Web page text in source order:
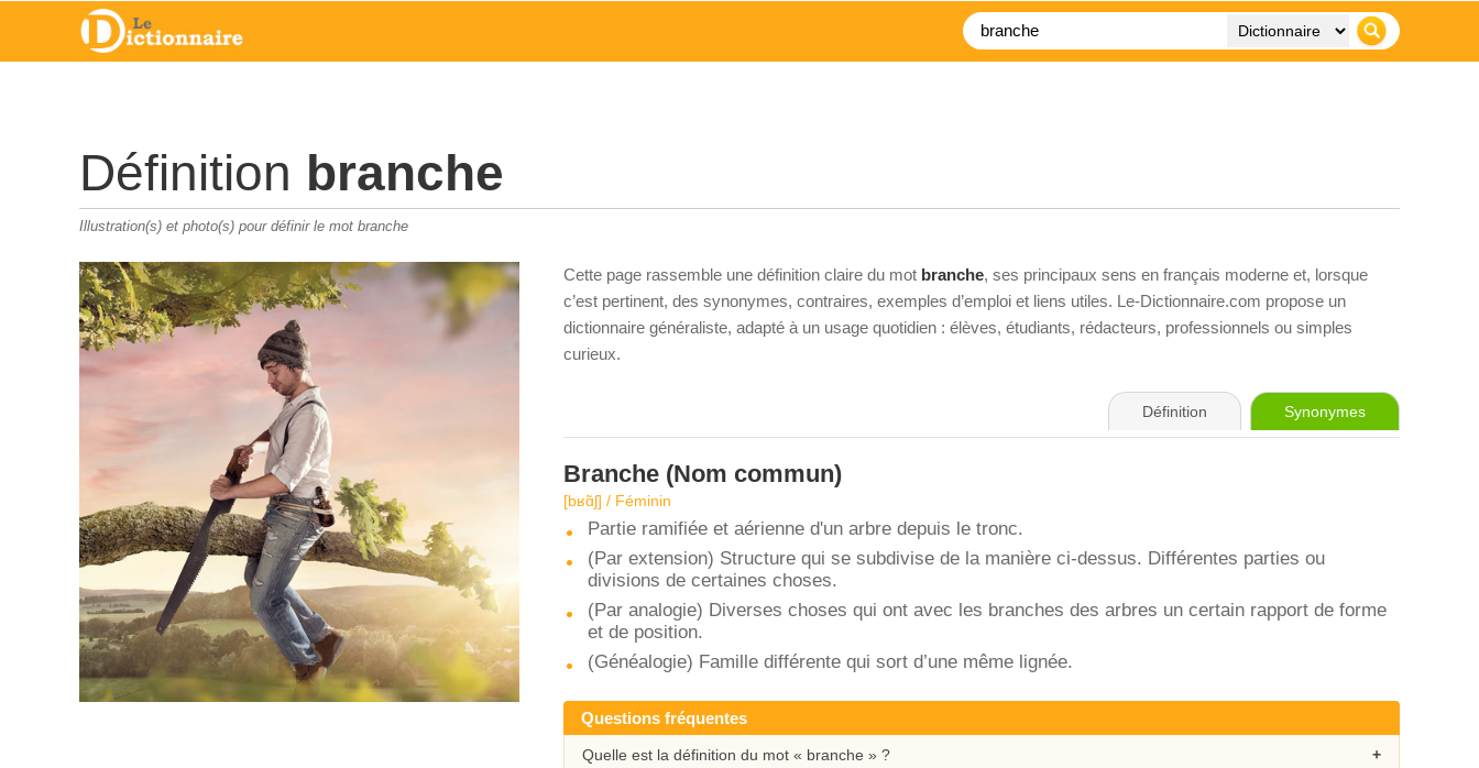
Définition branche
Illustration(s) et photo(s) pour définir le mot branche
Cette page rassemble une définition claire du mot branche, ses principaux sens en français moderne et, lorsque
c’est pertinent, des synonymes, contraires, exemples d’emploi et liens utiles. Le-Dictionnaire.com propose un
dictionnaire généraliste, adapté à un usage quotidien : élèves, étudiants, rédacteurs, professionnels ou simples
curieux.
Définition Synonymes
Branche (Nom commun)
[bʁɑ̃ʃ] / Féminin
Partie ramifiée et aérienne d'un arbre depuis le tronc.
(Par extension) Structure qui se subdivise de la manière ci-dessus. Différentes parties ou
divisions de certaines choses.
(Par analogie) Diverses choses qui ont avec les branches des arbres un certain rapport de forme
et de position.
(Généalogie) Famille différente qui sort d’une même lignée.
Questions fréquentes
Quelle est la définition du mot « branche » ?